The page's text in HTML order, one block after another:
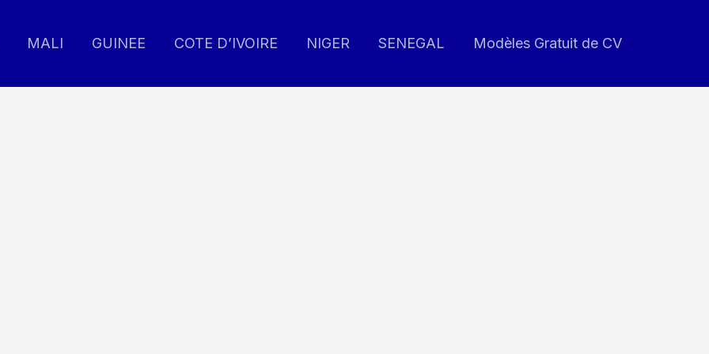
MALI GUINEE COTE D’IVOIRE NIGER SENEGAL Modèles Gratuit de CV